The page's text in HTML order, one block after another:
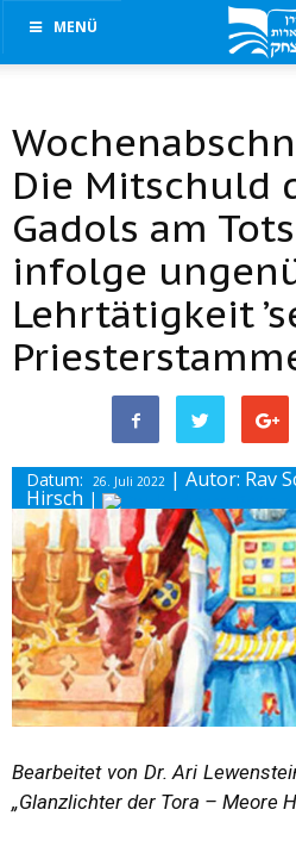
MENÜ
Die Mitschuld
Gadols am
infolge
Lehrtätigkeit
Datum: 26. Juli 2022 | Autor: Rav
Hirsch |
Bearbeitet von Dr. Ari
„Glanzlichter der Tora – Meore